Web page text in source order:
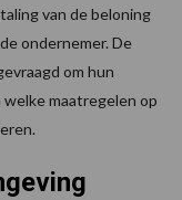
van de beloning
ondernemer. De
om hun
maatregelen op